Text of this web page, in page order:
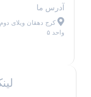
آدرس ما
کرج دهقان ویلای دوم
واحد ۵